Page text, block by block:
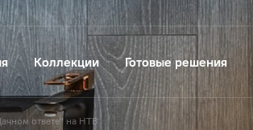
Коллекции Готовые решения
ответе" на НТВ